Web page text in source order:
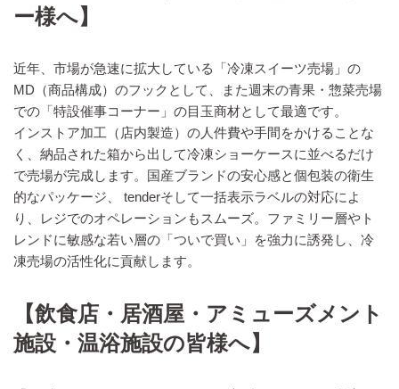
ー様へ】
近年、市場が急速に拡大している「冷凍スイーツ売場」の
MD（商品構成）のフックとして、また週末の青果・惣菜売場
での「特設催事コーナー」の目玉商材として最適です。
インストア加工（店内製造）の人件費や手間をかけることな
く、納品された箱から出して冷凍ショーケースに並べるだけ
で売場が完成します。国産ブランドの安心感と個包装の衛生
的なパッケージ、 tenderそして一括表示ラベルの対応によ
り、レジでのオペレーションもスムーズ。ファミリー層やト
レンドに敏感な若い層の「ついで買い」を強力に誘発し、冷
凍売場の活性化に貢献します。
【飲食店・居酒屋・アミューズメント
施設・温浴施設の皆様へ】